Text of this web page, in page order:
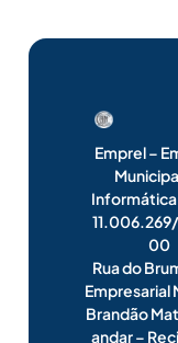
Emprel –
Informática
00
Rua do
Empresarial
Brandão
andar –